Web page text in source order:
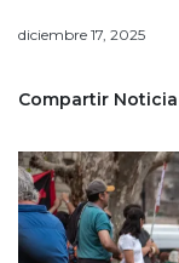
diciembre 17, 2025
Compartir Noticia